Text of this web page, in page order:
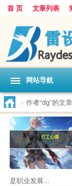
首 页 文章列表
网站导航
> 作者“dg”的文章
是职业发展...